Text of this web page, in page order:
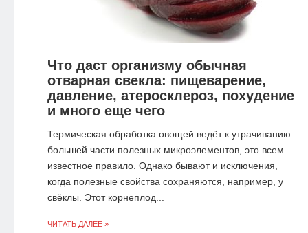
Что даст организму обычная
отварная свекла: пищеварение,
давление, атеросклероз, похудение
и много еще чего
Термическая обработка овощей ведёт к утрачиванию
большей части полезных микроэлементов, это всем
известное правило. Однако бывают и исключения,
когда полезные свойства сохраняются, например, у
свёклы. Этот корнеплод...
ЧИТАТЬ ДАЛЕЕ »